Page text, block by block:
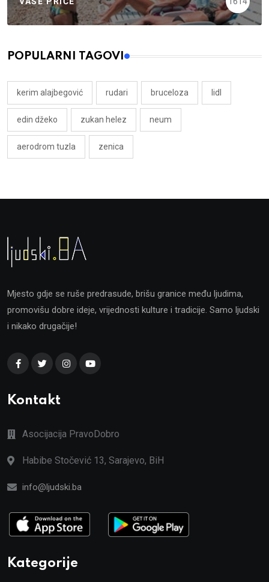
POPULARNI TAGOVI
kerim alajbegović rudari bruceloza lidl
edin džeko zukan helez neum
aerodrom tuzla zenica
Mjesto gdje se ruše predrasude, brišu granice među ljudima,
promovišu dobre ideje, vrijednosti kulture i tradicije. Samo ljudski
i nikako drugačije!
Kontakt
Asocijacija PravoDobro
Habibe Stočević 13, Sarajevo, BiH
info@ljudski.ba
Kategorije